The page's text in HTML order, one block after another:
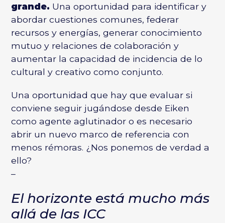
grande. Una oportunidad para identificar y
abordar cuestiones comunes, federar
recursos y energías, generar conocimiento
mutuo y relaciones de colaboración y
aumentar la capacidad de incidencia de lo
cultural y creativo como conjunto.
Una oportunidad que hay que evaluar si
conviene seguir jugándose desde Eiken
como agente aglutinador o es necesario
abrir un nuevo marco de referencia con
menos rémoras. ¿Nos ponemos de verdad a
ello?
–
El horizonte está mucho más
allá de las ICC